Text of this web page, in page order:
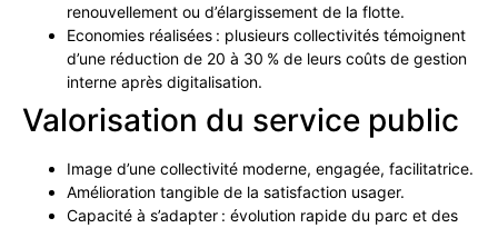
renouvellement ou d’élargissement de la flotte.
Economies réalisées : plusieurs collectivités témoignent
d’une réduction de 20 à 30 % de leurs coûts de gestion
interne après digitalisation.
Valorisation du service public
Image d’une collectivité moderne, engagée, facilitatrice.
Amélioration tangible de la satisfaction usager.
Capacité à s’adapter : évolution rapide du parc et des